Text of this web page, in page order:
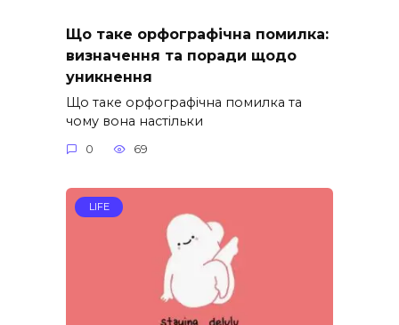
Що таке орфографічна помилка:
визначення та поради щодо
уникнення
Що таке орфографічна помилка та
чому вона настільки
0 69
LIFE